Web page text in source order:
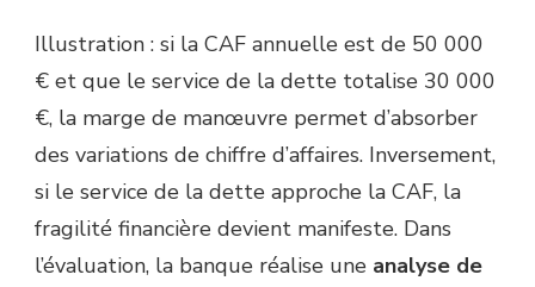
Illustration : si la CAF annuelle est de 50 000
€ et que le service de la dette totalise 30 000
€, la marge de manœuvre permet d’absorber
des variations de chiffre d’affaires. Inversement,
si le service de la dette approche la CAF, la
fragilité financière devient manifeste. Dans
l’évaluation, la banque réalise une analyse de